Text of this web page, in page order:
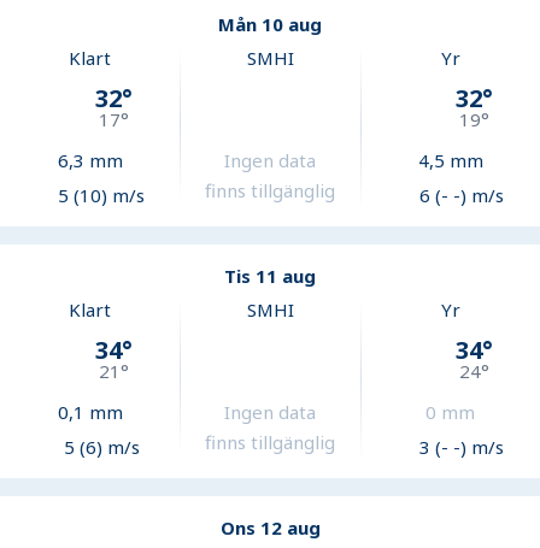
Mån 10 aug
Klart
32°
17°
6,3 mm
5 (10) m/s
SMHI
Ingen data
finns tillgänglig
Yr
32°
19°
4,5 mm
6 (- -) m/s
Tis 11 aug
Klart
34°
21°
0,1 mm
5 (6) m/s
SMHI
Ingen data
finns tillgänglig
Yr
34°
24°
0 mm
3 (- -) m/s
Ons 12 aug